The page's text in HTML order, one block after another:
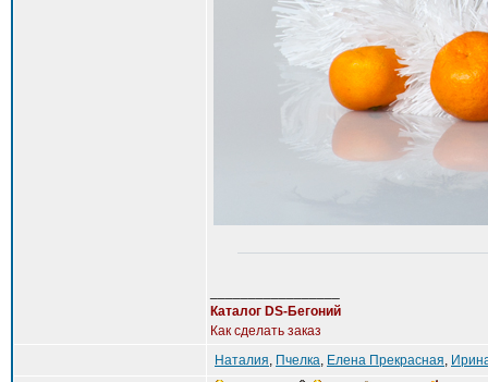
Каталог DS-Бегоний
Как сделать заказ
Наталия, Пчелка, Елена Прекрасная,